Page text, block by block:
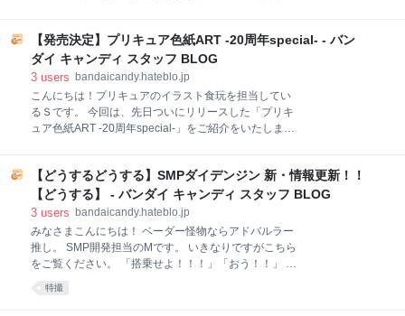
し、スーパー戦隊でも商品化いたします！ 上の箱には
フィギュアが封入！ ゴジュウウルフが飛び出している
イメージでデザインしております！ 下のお菓
し、パッケージに描かれたイラストをスクエアシール
に落とし込んだシール付きスナック『元祖SDガンダム
スナック』を商品化いたします！ 今回はその付属シー
ル、パッケージ、菓子についてそれぞれ紹介させてい
ただきます！ ◆シール ラインナップはこちら！ ※N：
メタリックシール、R：ホロシール シールは全32種を
井孝二氏）描き下ろしの「Hi-νガンダム」を収録して
います！ また、シール表面のデザインはこのような感
じです！ 52mm×52mmのスクエアシール
【発売決定】プリキュア色紙ART -20周年special- - バン
ダイ キャンディ スタッフ BLOG
3 users bandaicandy.hateblo.jp
こんにちは！プリキュアのイラスト食玩を担当してい
るＳです。 今回は、先日ついにリリースした「プリキ
ュア色紙ART -20周年special-」をご紹介をいたしま
サイズで表現するコレクションアイテム “プリキュア
色紙ART”より、 プリキュア20周年を記念して製作し
た、特別弾が登場！ 通常の色紙ARTの良さは活かしつ
つ、20周年らしい商品をみなさまにお届けできれば…
と企画した商品です。 「作品を集める」をコンセプト
においたお祭り弾のイメージで、 気合を入れて圧倒的
んと・・・99体！(うち妖精が20体) さらになん
【どうするどうする】SMPダイデンジン 新・情報更新！！
【どうする】 - バンダイ キャンディ スタッフ BLOG
3 users bandaicandy.hateblo.jp
みなさまこんにちは！ ベーダー怪物ならアドバルラー
推し。 SMP開発担当のMです。 いきなりですがこちら
をご覧ください。 「搭乗せよ！！！」「おう！！」 ア
クション！！！ お気づきの通り・・・ 「D」の造形、
ブラッシュアップしました！！！ 情報公開後の皆様の
特撮